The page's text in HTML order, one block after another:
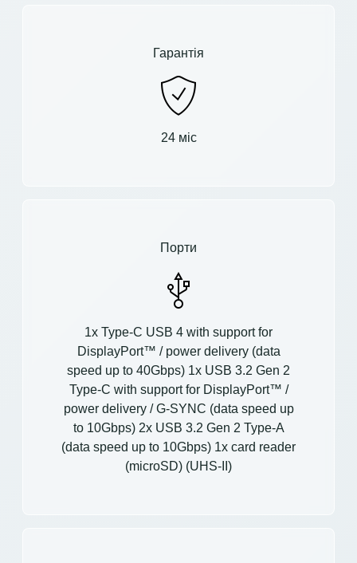
Гарантія
24 міс
Порти
1x Type-C USB 4 with support for
DisplayPort™ / power delivery (data
speed up to 40Gbps) 1x USB 3.2 Gen 2
Type-C with support for DisplayPort™ /
power delivery / G-SYNC (data speed up
to 10Gbps) 2x USB 3.2 Gen 2 Type-A
(data speed up to 10Gbps) 1x card reader
(microSD) (UHS-II)